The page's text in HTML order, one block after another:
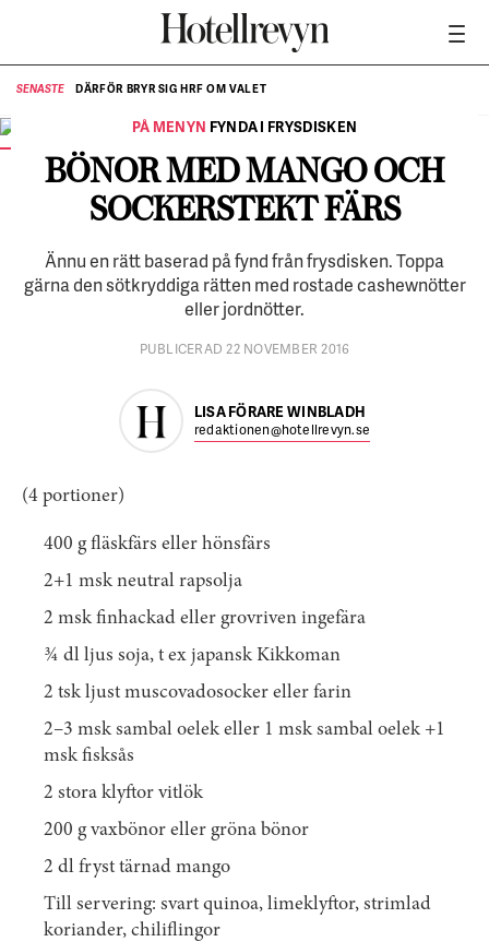
SENASTE DÄRFÖR BRYR SIG HRF OM VALET
Stekta gröna bönor med mango och sockerstekt färs.
PÅ MENYN FYNDA I FRYSDISKEN
BÖNOR MED MANGO OCH
SOCKERSTEKT FÄRS
Ännu en rätt baserad på fynd från frysdisken. Toppa
gärna den sötkryddiga rätten med rostade cashewnötter
eller jordnötter.
PUBLICERAD 22 NOVEMBER 2016
LISA FÖRARE WINBLADH
redaktionen@hotellrevyn.se
(4 portioner)
400 g fläskfärs eller hönsfärs
2+1 msk neutral rapsolja
2 msk finhackad eller grovriven ingefära
¾ dl ljus soja, t ex japansk Kikkoman
2 tsk ljust muscovadosocker eller farin
2–3 msk sambal oelek eller 1 msk sambal oelek +1
msk fisksås
2 stora klyftor vitlök
200 g vaxbönor eller gröna bönor
2 dl fryst tärnad mango
Till servering: svart quinoa, limeklyftor, strimlad
koriander, chiliflingor